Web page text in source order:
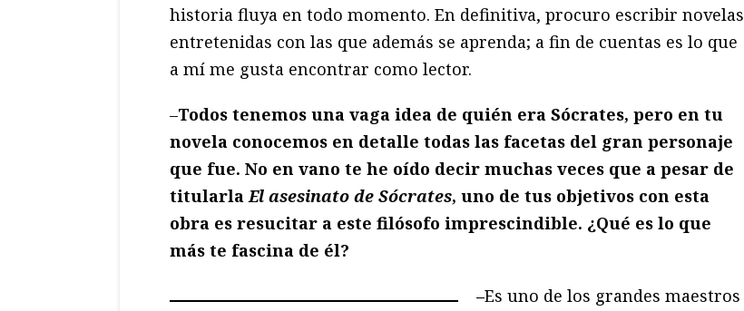
historia fluya en todo momento. En definitiva, procuro escribir novelas
entretenidas con las que además se aprenda; a fin de cuentas es lo que
a mí me gusta encontrar como lector.
–Todos tenemos una vaga idea de quién era Sócrates, pero en tu
novela conocemos en detalle todas las facetas del gran personaje
que fue. No en vano te he oído decir muchas veces que a pesar de
titularlaEl asesinato de Sócrates, uno de tus objetivos con esta
obra es resucitar a este filósofo imprescindible. ¿Qué es lo que
más te fascina de él?
–Es uno de los grandes maestros